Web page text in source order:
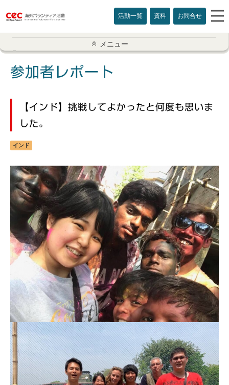
活動一覧 資料 お問合せ
参加者レポート一覧
アメリカ
インド
オーストラリア
カナダ
カンボジア
スリランカ
セブ
タイ
台湾
中国/海南島
ニュージーランド
ネパール
メニュー
参加者レポート
【インド】挑戦してよかったと何度も思いま
した。
インド